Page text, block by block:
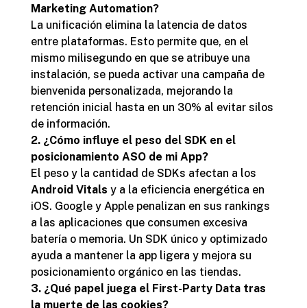
Marketing Automation?
La unificación elimina la latencia de datos
entre plataformas. Esto permite que, en el
mismo milisegundo en que se atribuye una
instalación, se pueda activar una campaña de
bienvenida personalizada, mejorando la
retención inicial hasta en un 30% al evitar silos
de información.
2. ¿Cómo influye el peso del SDK en el
posicionamiento ASO de mi App?
El peso y la cantidad de SDKs afectan a los
Android Vitals y a la eficiencia energética en
iOS. Google y Apple penalizan en sus rankings
a las aplicaciones que consumen excesiva
batería o memoria. Un SDK único y optimizado
ayuda a mantener la app ligera y mejora su
posicionamiento orgánico en las tiendas.
3. ¿Qué papel juega el First-Party Data tras
la muerte de las cookies?